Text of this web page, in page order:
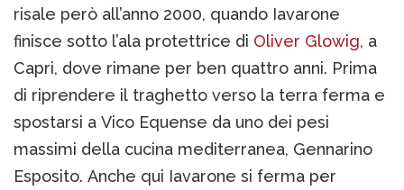
risale però all’anno 2000, quando Iavarone
finisce sotto l’ala protettrice di Oliver Glowig, a
Capri, dove rimane per ben quattro anni. Prima
di riprendere il traghetto verso la terra ferma e
spostarsi a Vico Equense da uno dei pesi
massimi della cucina mediterranea, Gennarino
Esposito. Anche qui Iavarone si ferma per